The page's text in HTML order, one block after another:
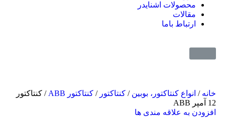
محصولات اشنایدر
مقالات
ارتباط باما
خانه / انواع کنتاکتور، بوبین / کنتاکتور / کنتاکتور ABB
/ کنتاکتور
12 آمپر ABB
افزودن به علاقه مندی ها